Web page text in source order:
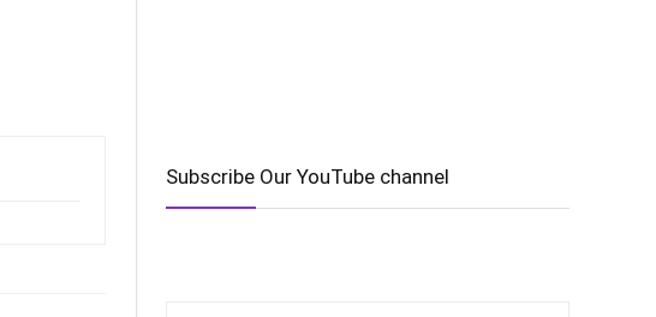
Subscribe Our YouTube channel